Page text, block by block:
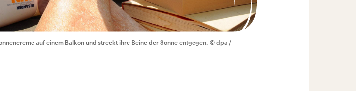
auf einem Balkon und streckt ihre Beine der Sonne entgegen. © dpa /